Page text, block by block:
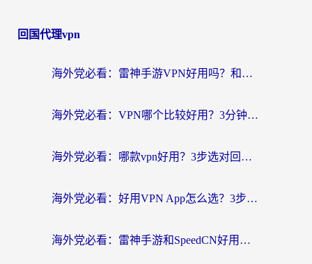
回国代理vpn
海外党必看：雷神手游VPN好用吗？和天速回国VPN对比哪个回国效果更好？附实用加速器选择指南
海外党必看：VPN哪个比较好用？3分钟找到适合你的回国加速方案
海外党必看：哪款vpn好用？3步选对回国加速器，无缝刷剧玩游戏
海外党必看：好用VPN App怎么选？3步教你无缝访问国内资源
海外党必看：雷神手游和SpeedCN好用吗？3招选对回国加速器无缝刷国内资源